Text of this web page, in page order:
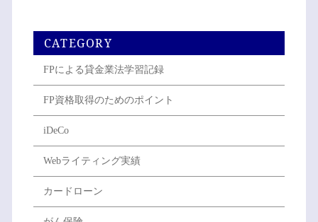
CATEGORY
FPによる貸金業法学習記録
FP資格取得のためのポイント
iDeCo
Webライティング実績
カードローン